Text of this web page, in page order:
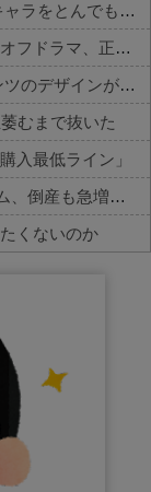
【画像】 範馬勇次郎さん、挑んできたモブキャラをとんでもない目に合わせてしまう
佐藤二朗さん主演の「踊る大捜査線」スピンオフドラマ、正式に中止との報道
【朗報】 パンツが見える一般ソシャゲ、パンツのデザインが上方修正される
むまで抜いた
入最低ライン」
【悲報】メディア『”サ終”相次ぐスマホゲーム、倒産も急増。過去最多ペースで推移』
くないのか